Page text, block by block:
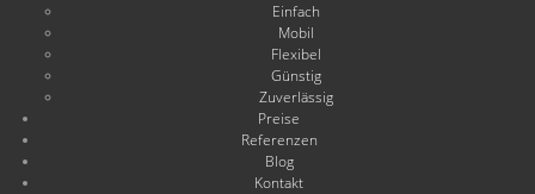
Einfach
Mobil
Flexibel
Günstig
Zuverlässig
Preise
Referenzen
Blog
Kontakt